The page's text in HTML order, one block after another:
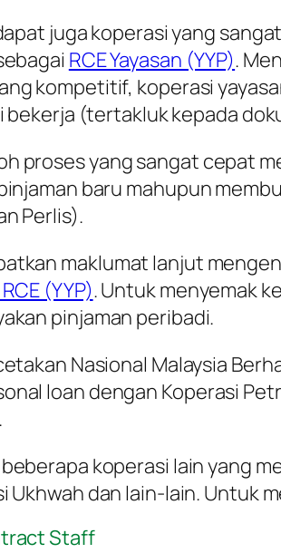
juga koperasi yang
RCE Yayasan (YYP).
kompetitif, koperasi
bekerja (tertakluk kepada
proses yang sangat cepat
baru mahupun
Perlis).
maklumat lanjut
(YYP). Untuk menyemak
pinjaman peribadi.
Nasional Malaysia
loan dengan Koperasi
koperasi lain yang
Ukhwah dan lain-lain. Untuk
Staff